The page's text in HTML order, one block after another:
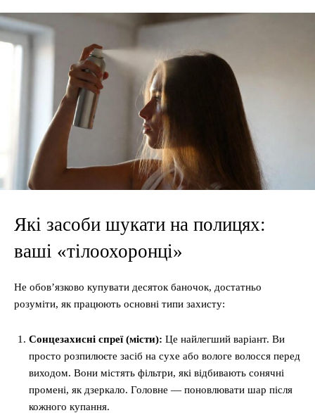
Які засоби шукати на полицях:
ваші «тілоохоронці»
Не обов’язково купувати десяток баночок, достатньо
розуміти, як працюють основні типи захисту:
Сонцезахисні спреї (місти): Це найлегший варіант. Ви
просто розпилюєте засіб на сухе або вологе волосся перед
виходом. Вони містять фільтри, які відбивають сонячні
промені, як дзеркало. Головне — поновлювати шар після
кожного купання.